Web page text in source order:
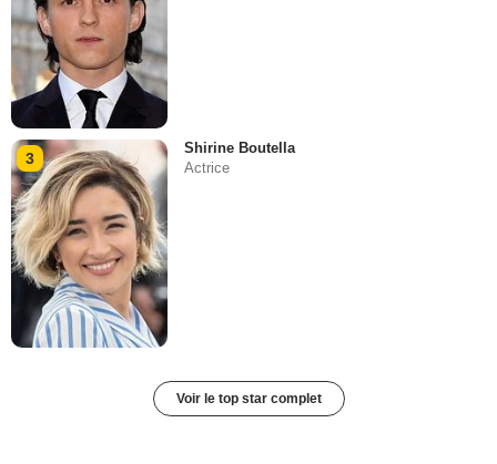
3
Shirine Boutella
Actrice
Voir le top star complet